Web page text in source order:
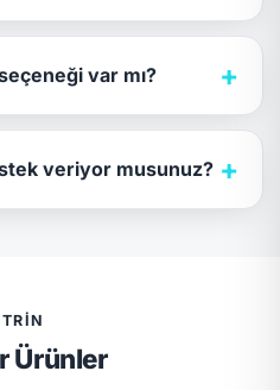
var mı? +
veriyor musunuz? +
Ürünler